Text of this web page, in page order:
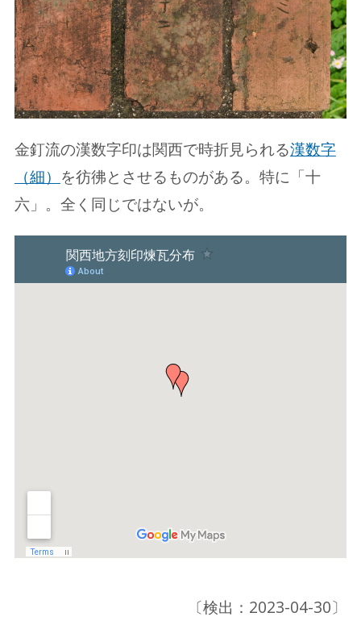
金釘流の漢数字印は関西で時折見られる漢数字
（細） を彷彿とさせるものがある。特に「十
六」。全く同じではないが。
〔検出：2023-04-30〕